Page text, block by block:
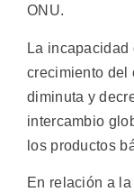
ONU.
La incapacidad
crecimiento del
diminuta y
intercambio
los productos
En relación a